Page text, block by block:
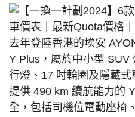
去年登陸香港的埃安
Y Plus，屬於中小型 SUV
行燈、17 吋輪圈及隱藏式
提供 490 km 續航能力的
全，包括司機位電動座椅